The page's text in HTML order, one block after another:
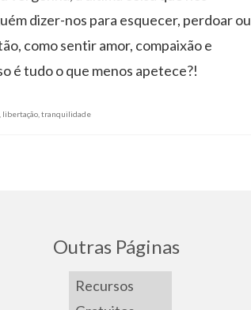
dizer-nos para esquecer, perdoar ou
como sentir amor, compaixão e
é tudo o que menos apetece?!
libertação, tranquilidade
Outras Páginas
Recursos